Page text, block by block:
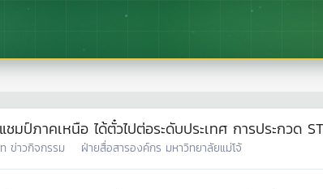
มป์ภาคเหนือ ได้ตั๋วไปต่อระดับประเทศ การประกวด
ข่าวกิจกรรม ฝ่ายสื่อสารองค์กร มหาวิทยาลัยแม่โจ้